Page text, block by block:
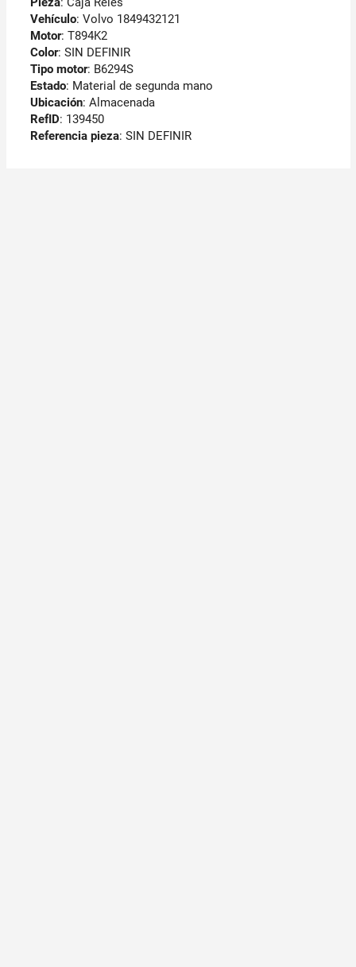
Vehículo: Volvo 1849432121
Motor: T894K2
Color: SIN DEFINIR
Tipo motor: B6294S
Estado: Material de segunda mano
Ubicación: Almacenada
RefID: 139450
Referencia pieza: SIN DEFINIR